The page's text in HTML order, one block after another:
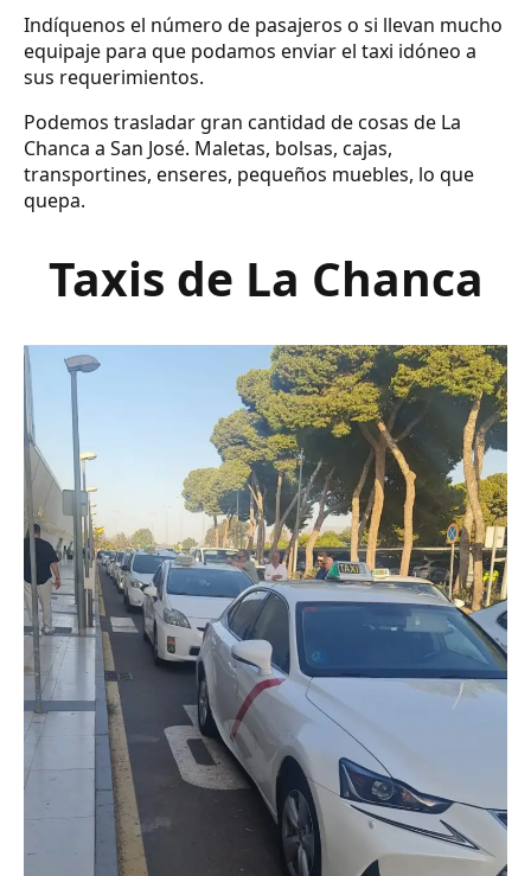
Indíquenos el número de pasajeros o si llevan mucho
equipaje para que podamos enviar el taxi idóneo a
sus requerimientos.
Podemos trasladar gran cantidad de cosas de La
Chanca a San José. Maletas, bolsas, cajas,
transportines, enseres, pequeños muebles, lo que
quepa.
Taxis de La Chanca